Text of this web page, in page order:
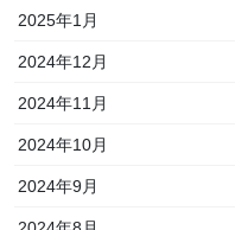
2025年1月
2024年12月
2024年11月
2024年10月
2024年9月